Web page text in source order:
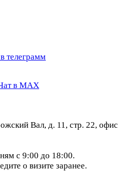
телеграмм
в МАХ
Вал, д. 11, стр. 22, офис
с 9:00 до 18:00.
о визите заранее.